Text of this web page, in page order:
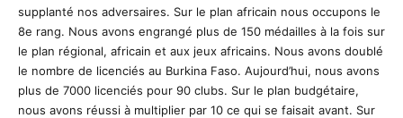
supplanté nos adversaires. Sur le plan africain nous occupons le
8e rang. Nous avons engrangé plus de 150 médailles à la fois sur
le plan régional, africain et aux jeux africains. Nous avons doublé
le nombre de licenciés au Burkina Faso. Aujourd’hui, nous avons
plus de 7000 licenciés pour 90 clubs. Sur le plan budgétaire,
nous avons réussi à multiplier par 10 ce qui se faisait avant. Sur